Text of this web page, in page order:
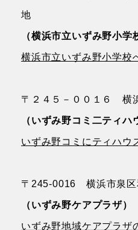
地
（横浜市立いずみ野小学
横浜市立いずみ野小学校
〒２４５－００１６ 横
（いずみ野コミ二ティハ
いずみ野コミにティハウ
〒245-0016 横浜市泉区
（いずみ野ケアプラザ）
いずみ野地域ケアプラザ